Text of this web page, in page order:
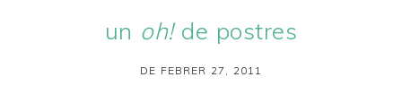
un oh!de postres
DE FEBRER 27, 2011